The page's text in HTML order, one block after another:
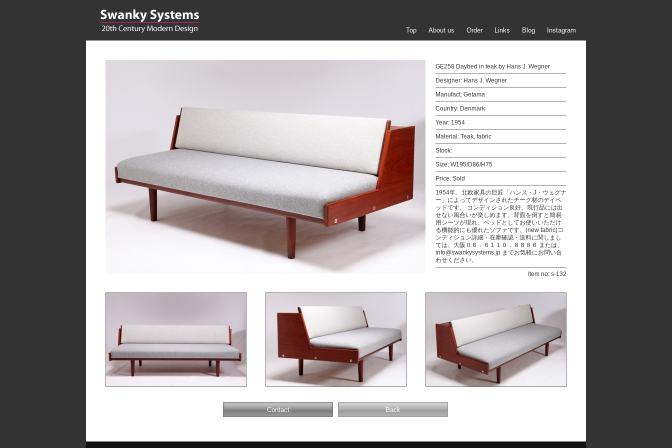
Top About us Order Links Blog Instagram
GE258 Daybed in teak by Hans J. Wegner
Designer: Hans J. Wegner
Manufact: Getama
Country: Denmark
Year: 1954
Material: Teak, fabric
Stock:
Size: W195/D86/H75
Price: Sold
1954年、北欧家具の巨匠「ハンス・J・ウェグナ
ー」によってデザインされたチーク材のデイベ
ッドです。 コンディション良好、現行品には出
せない風合いが楽しめます。背面を倒すと簡易
用シーツが現れ、ベッドとしてお使いいただけ
る機能的にも優れたソファです。(new fabric)コ
ンディション詳細・在庫確認・送料に関しまし
ては、大阪０６．６１１０．８８８６ または、
info@swankysystems.jp までお気軽にお問い合
わせください。
Item no: s-132
Contact Back